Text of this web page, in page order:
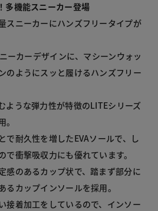
多機能スニーカー登場
スニーカーにハンズフリータイプが
ーカーデザインに、マシーンウォッ
のようにスッと履けるハンズフリー
ような弾力性が特徴のLITEシリーズ
で耐久性を増したEVAソールで、し
で衝撃吸収力にも優れています。
感のあるカップ状で、踏まず部分に
るカップインソールを採用。
接着加工をしているので、インソー